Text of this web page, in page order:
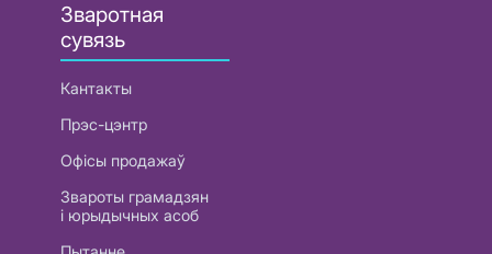
Зваротная
сувязь
Кантакты
Прэс-цэнтр
Офісы продажаў
Звароты грамадзян
і юрыдычных асоб